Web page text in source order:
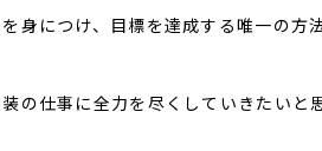
身につけ、目標を達成する唯一の方
の仕事に全力を尽くしていきたいと